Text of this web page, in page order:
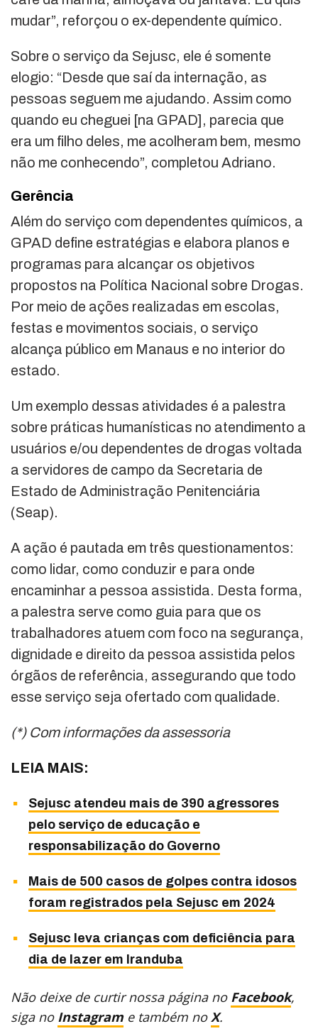
mudar”, reforçou o ex-dependente químico.
Sobre o serviço da Sejusc, ele é somente
elogio: “Desde que saí da internação, as
pessoas seguem me ajudando. Assim como
quando eu cheguei [na GPAD], parecia que
era um filho deles, me acolheram bem, mesmo
não me conhecendo”, completou Adriano.
Gerência
Além do serviço com dependentes químicos, a
GPAD define estratégias e elabora planos e
programas para alcançar os objetivos
propostos na Política Nacional sobre Drogas.
Por meio de ações realizadas em escolas,
festas e movimentos sociais, o serviço
alcança público em Manaus e no interior do
estado.
Um exemplo dessas atividades é a palestra
sobre práticas humanísticas no atendimento a
usuários e/ou dependentes de drogas voltada
a servidores de campo da Secretaria de
Estado de Administração Penitenciária
(Seap).
A ação é pautada em três questionamentos:
como lidar, como conduzir e para onde
encaminhar a pessoa assistida. Desta forma,
a palestra serve como guia para que os
trabalhadores atuem com foco na segurança,
dignidade e direito da pessoa assistida pelos
órgãos de referência, assegurando que todo
esse serviço seja ofertado com qualidade.
(*) Com informações da assessoria
LEIA MAIS:
Sejusc atendeu mais de 390 agressores
pelo serviço de educação e
responsabilização do Governo
Mais de 500 casos de golpes contra idosos
foram registrados pela Sejusc em 2024
Sejusc leva crianças com deficiência para
dia de lazer em Iranduba
Não deixe de curtir nossa página no Facebook,
siga no Instagram e também noX.